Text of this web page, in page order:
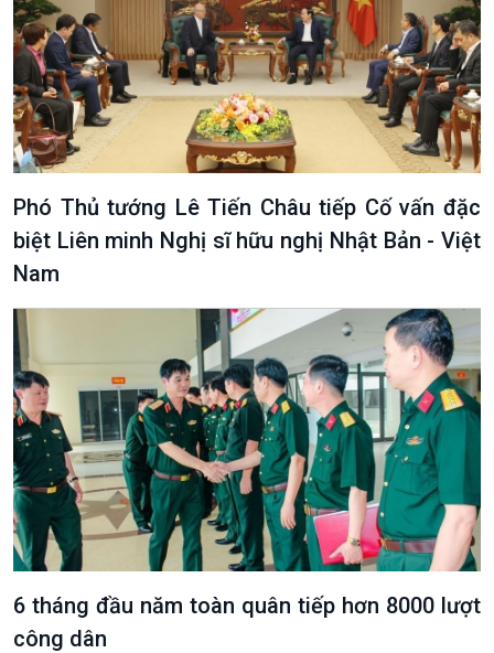
10 phút Sự kiện - Luận bàn
Câu chuyện thời sự
Dòng chảy sự kiện
Đối thoại
Diễn đàn chủ nhật
Chuyện đêm
Phó Thủ tướng Lê Tiến Châu tiếp Cố vấn đặc
biệt Liên minh Nghị sĩ hữu nghị Nhật Bản - Việt
Nam
6 tháng đầu năm toàn quân tiếp hơn 8000 lượt
công dân